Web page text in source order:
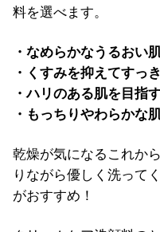
料を選べます。
・なめらかなうるおい
・くすみを抑えてすっ
・ハリのある肌を目指
・もっちりやわらかな
乾燥が気になるこれか
りながら優しく洗って
がおすすめ！